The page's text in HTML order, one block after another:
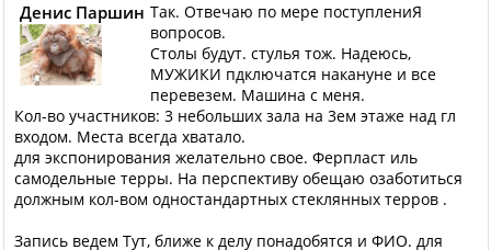
Денис Паршин Так. Отвечаю по мере поступлениЯ
вопросов.
Столы будут. стулья тож. Надеюсь,
МУЖИКИ пдключатся накануне и все
перевезем. Машина с меня.
Кол-во участников: 3 небольших зала на 3ем этаже над гл
входом. Места всегда хватало.
для экспонирования желательно свое. Ферпласт иль
самодельные терры. На перспективу обещаю озаботиться
должным кол-вом одностандартных стеклянных терров .
Запись ведем Тут, ближе к делу понадобятся и ФИО. для